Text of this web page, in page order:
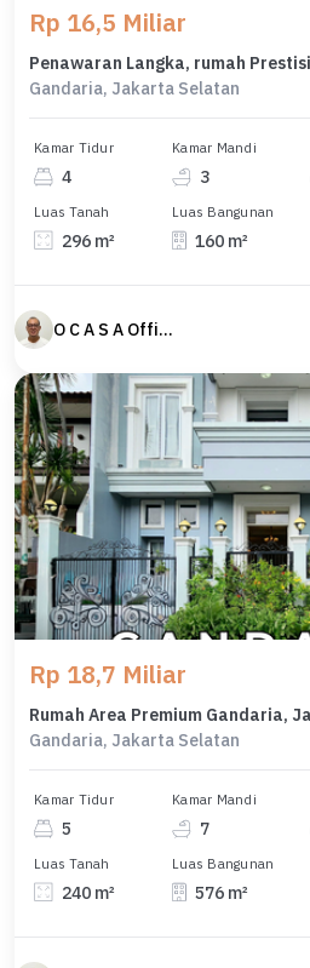
Rp 16,5 Miliar
Gandaria, Jakarta Selatan
Kamar Tidur
4
Kamar Mandi
3
Luas Tanah
296 m²
Luas Bangunan
160 m²
O C A S A Official property perfected
Rp 18,7 Miliar
Gandaria, Jakarta Selatan
Kamar Tidur
5
Kamar Mandi
7
Luas Tanah
240 m²
Luas Bangunan
576 m²